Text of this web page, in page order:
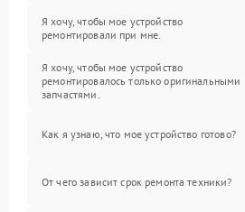
Я хочу, чтобы мое устройство
ремонтировали при мне.
Я хочу, чтобы мое устройство
ремонтировалось только оригинальными
запчастями.
Как я узнаю, что мое устройство готово?
От чего зависит срок ремонта техники?